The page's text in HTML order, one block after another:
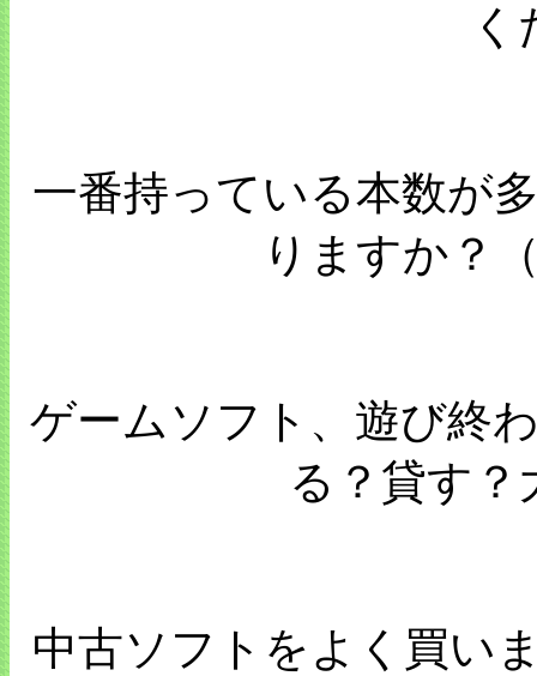
一番持っている本数が
りますか？
ゲームソフト、遊び終
る？貸す？
中古ソフトをよく買い